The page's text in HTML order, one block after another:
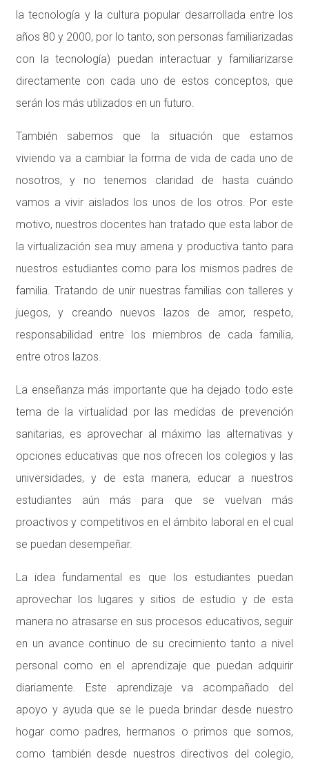
la tecnología y la cultura popular desarrollada entre los
años 80 y 2000, por lo tanto, son personas familiarizadas
con la tecnología) puedan interactuar y familiarizarse
directamente con cada uno de estos conceptos, que
serán los más utilizados en un futuro.
También sabemos que la situación que estamos
viviendo va a cambiar la forma de vida de cada uno de
nosotros, y no tenemos claridad de hasta cuándo
vamos a vivir aislados los unos de los otros. Por este
motivo, nuestros docentes han tratado que esta labor de
la virtualización sea muy amena y productiva tanto para
nuestros estudiantes como para los mismos padres de
familia. Tratando de unir nuestras familias con talleres y
juegos, y creando nuevos lazos de amor, respeto,
responsabilidad entre los miembros de cada familia,
entre otros lazos.
La enseñanza más importante que ha dejado todo este
tema de la virtualidad por las medidas de prevención
sanitarias, es aprovechar al máximo las alternativas y
opciones educativas que nos ofrecen los colegios y las
universidades, y de esta manera, educar a nuestros
estudiantes aún más para que se vuelvan más
proactivos y competitivos en el ámbito laboral en el cual
se puedan desempeñar.
La idea fundamental es que los estudiantes puedan
aprovechar los lugares y sitios de estudio y de esta
manera no atrasarse en sus procesos educativos, seguir
en un avance continuo de su crecimiento tanto a nivel
personal como en el aprendizaje que puedan adquirir
diariamente. Este aprendizaje va acompañado del
apoyo y ayuda que se le pueda brindar desde nuestro
hogar como padres, hermanos o primos que somos,
como también desde nuestros directivos del colegio,